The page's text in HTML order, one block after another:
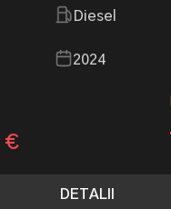
Diesel
2024
€
DETALII